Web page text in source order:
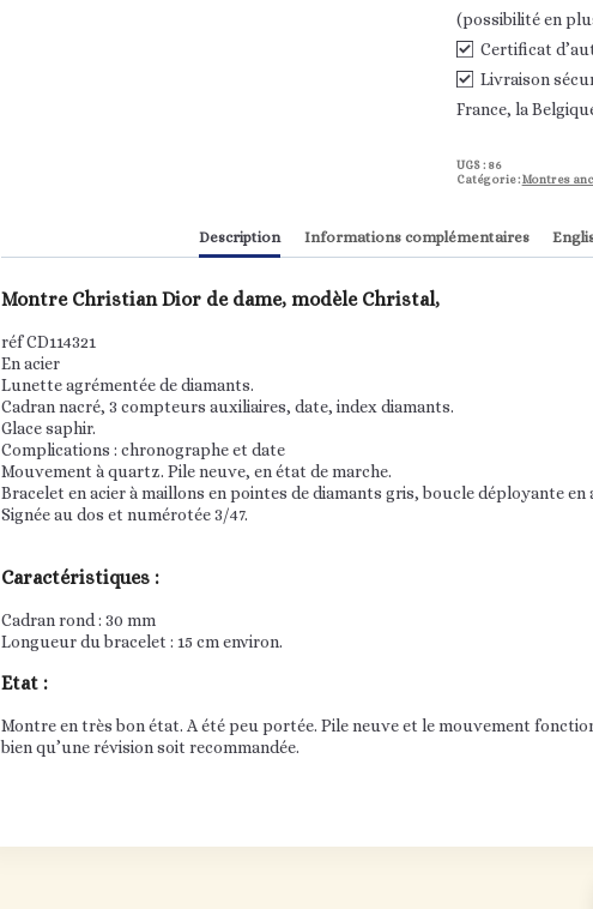
(possibilité en
Certificat
Livraison
France, la
UGS : 86
Catégorie :Montres
Description Informations complémentaires
Montre Christian Dior de dame, modèle Christal,
réf CD114321
En acier
Lunette agrémentée de diamants.
Cadran nacré, 3 compteurs auxiliaires, date, index diamants.
Glace saphir.
Complications : chronographe et date
Mouvement à quartz. Pile neuve, en état de marche.
Bracelet en acier à maillons en pointes de diamants gris, boucle déployante en
Signée au dos et numérotée 3/47.
Caractéristiques :
Cadran rond : 30 mm
Longueur du bracelet : 15 cm environ.
Etat :
Montre en très bon état. A été peu portée. Pile neuve et le mouvement
bien qu’une révision soit recommandée.